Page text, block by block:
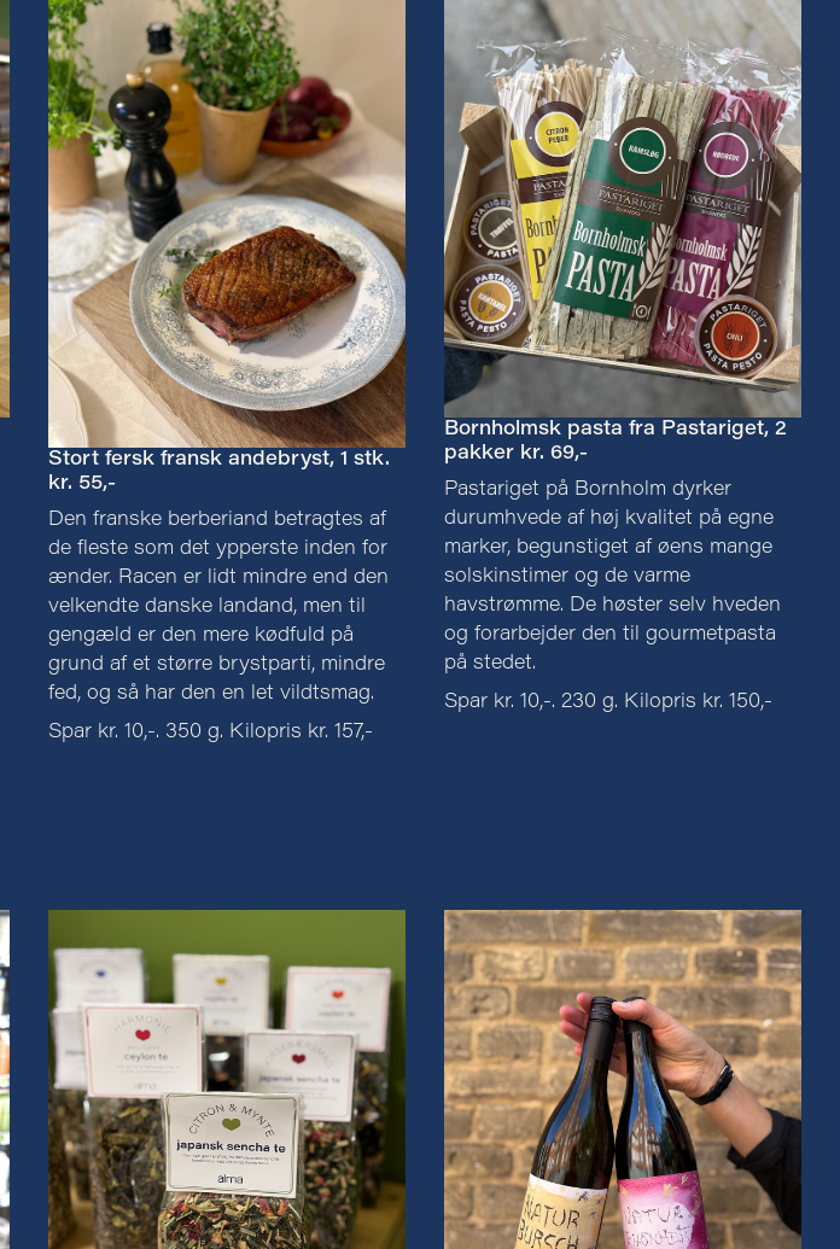
Stort fersk fransk andebryst, 1 stk.
kr. 55,-
Den franske berberiand betragtes af
de fleste som det ypperste inden for
ænder. Racen er lidt mindre end den
velkendte danske landand, men til
gengæld er den mere kødfuld på
grund af et større brystparti, mindre
fed, og så har den en let vildtsmag.
Spar kr. 10,-. 350 g. Kilopris kr. 157,-
Bornholmsk pasta fra Pastariget, 2
pakker kr. 69,-
Pastariget på Bornholm dyrker
durumhvede af høj kvalitet på egne
marker, begunstiget af øens mange
solskinstimer og de varme
havstrømme. De høster selv hveden
og forarbejder den til gourmetpasta
på stedet.
Spar kr. 10,-. 230 g. Kilopris kr. 150,-